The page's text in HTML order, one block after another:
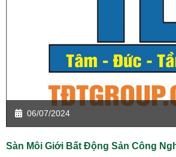
06/07/2024
Sàn Môi Giới Bất Động Sản Công